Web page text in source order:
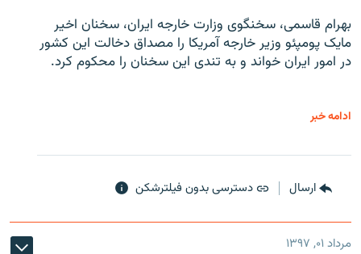
بهرام قاسمی، سخنگوی وزارت خارجه ایران، سخنان اخیر
مایک پومپئو وزیر خارجه آمریکا را مصداق دخالت این کشور
در امور ایران خواند و به تندی این سخنان را محکوم کرد.
ادامه خبر
ارسال دسترسی بدون فیلترشکن
مرداد ۰۱, ۱۳۹۷